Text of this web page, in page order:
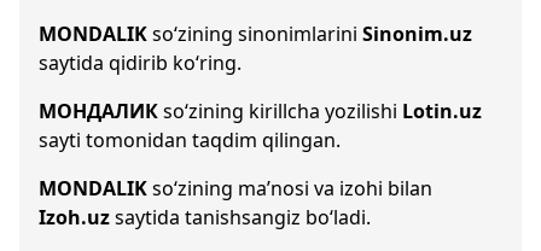
MONDALIKso‘zining sinonimlarini Sinonim.uz
saytida qidirib ko‘ring.
МОНДАЛИКso‘zining kirillcha yozilishi Lotin.uz
sayti tomonidan taqdim qilingan.
MONDALIKso‘zining ma’nosi va izohi bilan
Izoh.uzsaytida tanishsangiz bo‘ladi.